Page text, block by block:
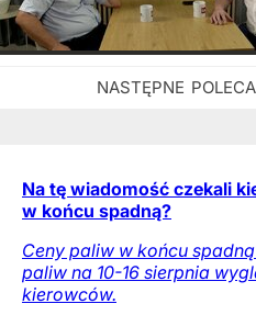
Na tę wiadomość czekali
w końcu spadną?
Ceny paliw w końcu
paliw na 10-16 sierpnia
kierowców.